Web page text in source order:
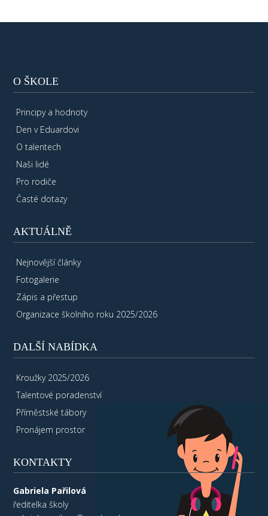
O ŠKOLE
Principy a hodnoty
Den v Eduardovi
O talentech
Naši lidé
Pro rodiče
Časté dotazy
AKTUÁLNĚ
Nejnovější články
Fotogalerie
Zápis a přestup
Organizace školního roku 2025/2026
DALŠÍ NABÍDKA
Kroužky 2025/2026
Talentové poradenství
Příměstské tábory
Pronájem prostor
KONTAKTY
Gabriela Pařilová
ředitelka školy